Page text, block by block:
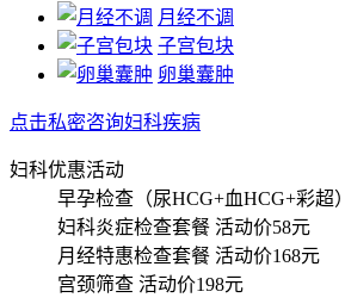
月经不调
子宫包块
卵巢囊肿
点击私密咨询妇科疾病
妇科优惠活动
早孕检查（尿HCG+血HCG+彩超）
妇科炎症检查套餐 活动价58元
月经特惠检查套餐 活动价168元
宫颈筛查 活动价198元